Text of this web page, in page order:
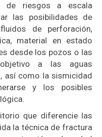
de riesgos a escala
las posibilidades de
de perforación,
material en estado
desde los pozos o las
a las aguas
así como la sismicidad
y los posibles
que diferencie las
la técnica de fractura